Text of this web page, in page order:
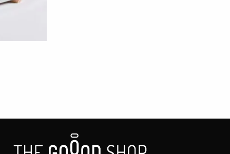
uso de lejía. No necesita suavizante. Tiéndelas después del